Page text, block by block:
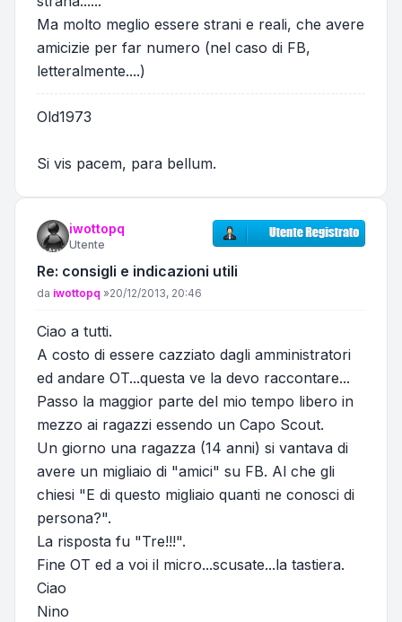
Ma molto meglio essere strani e reali, che avere
amicizie per far numero (nel caso di FB,
letteralmente....)
Old1973
Si vis pacem, para bellum.
iwottopq
Utente
Re: consigli e indicazioni utili
Messaggio
da iwottopq »20/12/2013, 20:46
Ciao a tutti.
A costo di essere cazziato dagli amministratori
ed andare OT...questa ve la devo raccontare...
Passo la maggior parte del mio tempo libero in
mezzo ai ragazzi essendo un Capo Scout.
Un giorno una ragazza (14 anni) si vantava di
avere un migliaio di "amici" su FB. Al che gli
chiesi "E di questo migliaio quanti ne conosci di
persona?".
La risposta fu "Tre!!!".
Fine OT ed a voi il micro...scusate...la tastiera.
Ciao
Nino